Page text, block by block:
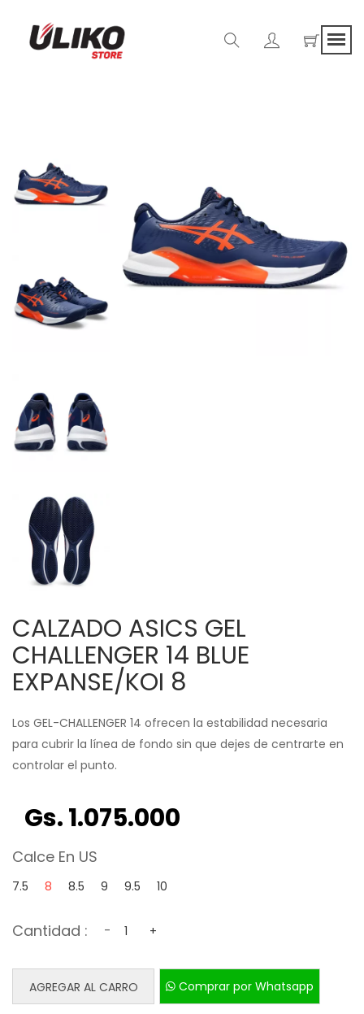
CALZADO ASICS GEL
CHALLENGER 14 BLUE
EXPANSE/KOI 8
Los GEL-CHALLENGER 14 ofrecen la estabilidad necesaria
para cubrir la línea de fondo sin que dejes de centrarte en
controlar el punto.​
Gs. 1.075.000
Calce En US
7.5 8 8.5 9 9.5 10
Cantidad : - +
AGREGAR AL CARRO Comprar por Whatsapp